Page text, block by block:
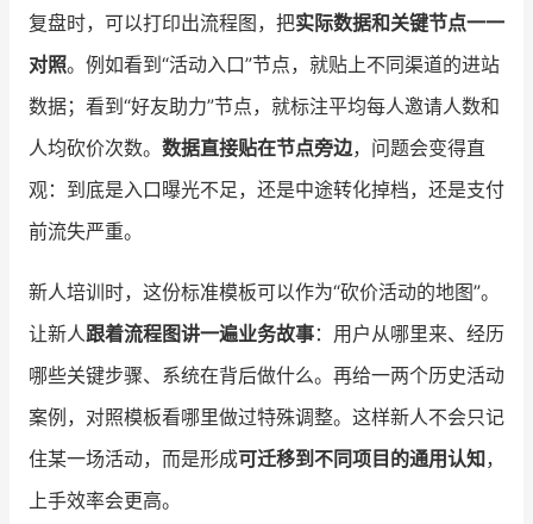
复盘时，可以打印出流程图，把实际数据和关键节点一一
对照。例如看到“活动入口”节点，就贴上不同渠道的进站
数据；看到“好友助力”节点，就标注平均每人邀请人数和
人均砍价次数。 数据直接贴在节点旁边，问题会变得直
观：到底是入口曝光不足，还是中途转化掉档，还是支付
前流失严重。
新人培训时，这份标准模板可以作为“砍价活动的地图”。
让新人跟着流程图讲一遍业务故事：用户从哪里来、经历
哪些关键步骤、系统在背后做什么。再给一两个历史活动
案例，对照模板看哪里做过特殊调整。这样新人不会只记
住某一场活动，而是形成可迁移到不同项目的通用认知，
上手效率会更高。